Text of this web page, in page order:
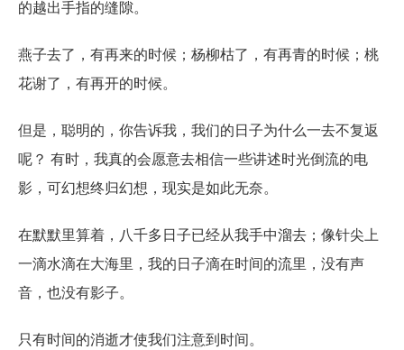
的越出手指的缝隙。
燕子去了，有再来的时候；杨柳枯了，有再青的时候；桃
花谢了，有再开的时候。
但是，聪明的，你告诉我，我们的日子为什么一去不复返
呢？ 有时，我真的会愿意去相信一些讲述时光倒流的电
影，可幻想终归幻想，现实是如此无奈。
在默默里算着，八千多日子已经从我手中溜去；像针尖上
一滴水滴在大海里，我的日子滴在时间的流里，没有声
音，也没有影子。
只有时间的消逝才使我们注意到时间。